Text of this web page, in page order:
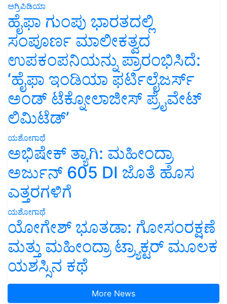
ಅಗ್ರಿಪಿಡಿಯಾ
ಹೈಫಾ ಗುಂಪು ಭಾರತದಲ್ಲಿ
ಸಂಪೂರ್ಣ ಮಾಲೀಕತ್ವದ
ಉಪಕಂಪನಿಯನ್ನು ಪ್ರಾರಂಭಿಸಿದೆ:
‘ಹೈಫಾ ಇಂಡಿಯಾ ಫರ್ಟಿಲೈಜರ್ಸ್
ಅಂಡ್ ಟೆಕ್ನೋಲಾಜೀಸ್ ಪ್ರೈವೇಟ್
ಲಿಮಿಟೆಡ್’
ಯಶೋಗಾಥೆ
ಅಭಿಷೇಕ್ ತ್ಯಾಗಿ: ಮಹೀಂದ್ರಾ
ಅರ್ಜುನ್ 605 DI ಜೊತೆ ಹೊಸ
ಎತ್ತರಗಳಿಗೆ
ಯಶೋಗಾಥೆ
ಯೋಗೇಶ್ ಭೂತಡಾ: ಗೋಸಂರಕ್ಷಣೆ
ಮತ್ತು ಮಹೀಂದ್ರಾ ಟ್ರ್ಯಾಕ್ಟರ್ ಮೂಲಕ
ಯಶಸ್ಸಿನ ಕಥೆ
More News